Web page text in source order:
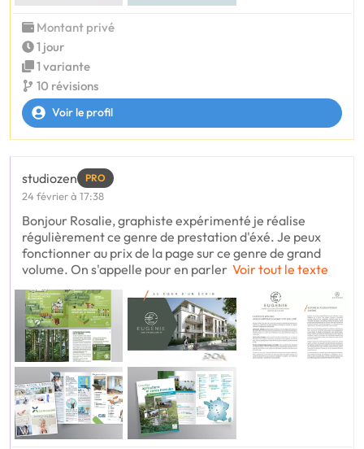
Montant privé
1 jour
1 variante
10 révisions
Voir le profil
studiozen PRO
24 février à 17:38
Bonjour Rosalie, graphiste expérimenté je réalise
régulièrement ce genre de prestation d'éxé. Je peux
fonctionner au prix de la page sur ce genre de grand
volume. On s'appelle pour en parler Voir tout le texte